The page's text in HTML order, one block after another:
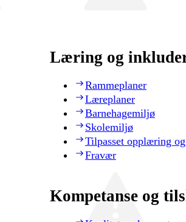
Læring og
Rammeplaner
Læreplaner
Barnehagemiljø
Skolemiljø
Tilpasset opplæring
Fravær
Kompetanse og